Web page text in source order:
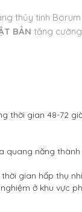
thủy tinh
BẢN tăng
gian 48-72
năng
gian hấp thụ
ở khu vực